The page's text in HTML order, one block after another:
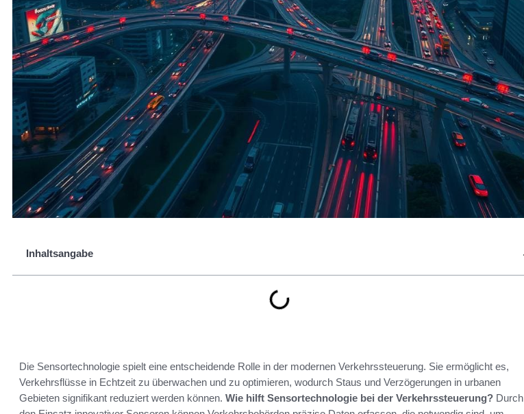
Inhaltsangabe
Die Sensortechnologie spielt eine entscheidende Rolle in der modernen Verkehrssteuerung. Sie ermöglicht es,
Verkehrsflüsse in Echtzeit zu überwachen und zu optimieren, wodurch Staus und Verzögerungen in urbanen
Gebieten signifikant reduziert werden können. Wie hilft Sensortechnologie bei der Verkehrssteuerung? Durch